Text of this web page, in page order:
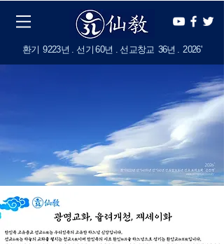
​환기 9223년 . 선기 60년 . 선교창교 36년 . 2026'